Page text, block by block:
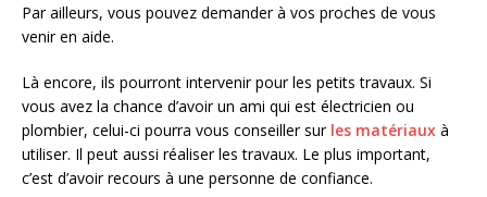
Par ailleurs, vous pouvez demander à vos proches de vous
venir en aide.
Là encore, ils pourront intervenir pour les petits travaux. Si
vous avez la chance d’avoir un ami qui est électricien ou
plombier, celui-ci pourra vous conseiller sur les matériaux à
utiliser. Il peut aussi réaliser les travaux. Le plus important,
c’est d’avoir recours à une personne de confiance.